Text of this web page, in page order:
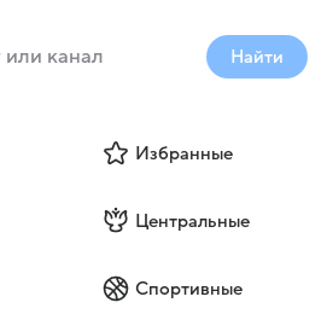
Найти
Избранные
Центральные
Спортивные